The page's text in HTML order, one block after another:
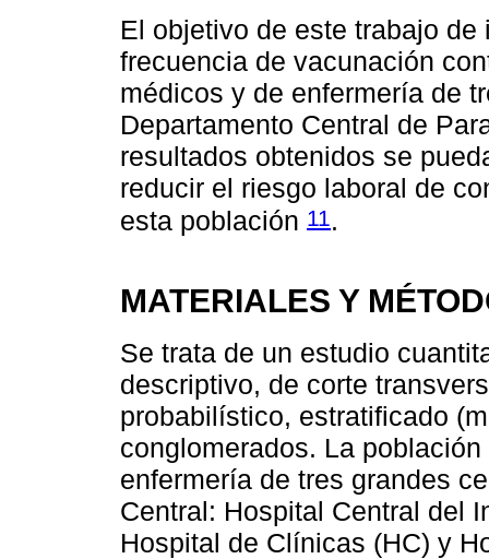
El objetivo de este trabajo
frecuencia de vacunación
médicos y de enfermería de
Departamento Central de
resultados obtenidos se
reducir el riesgo laboral de
esta población 11 .
MATERIALES Y
Se trata de un estudio
descriptivo, de corte
probabilístico, estratificado
conglomerados. La
enfermería de tres grandes
Central: Hospital Central del
Hospital de Clínicas (HC) y